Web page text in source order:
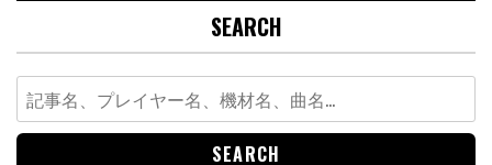
SEARCH
Search
for: